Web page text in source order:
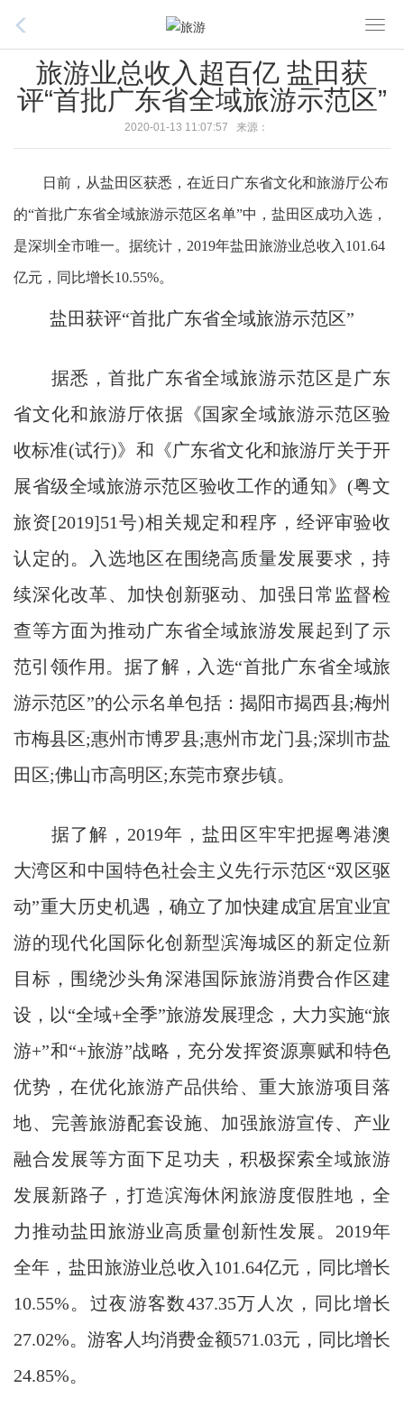
o
旅游业总收入超百亿 盐田获
评“首批广东省全域旅游示范区”
2020-01-13 11:07:57 来源：
日前，从盐田区获悉，在近日广东省文化和旅游厅公布
的“首批广东省全域旅游示范区名单”中，盐田区成功入选，
是深圳全市唯一。据统计，2019年盐田旅游业总收入101.64
亿元，同比增长10.55%。
盐田获评“首批广东省全域旅游示范区”
据悉，首批广东省全域旅游示范区是广东
省文化和旅游厅依据《国家全域旅游示范区验
收标准(试行)》和《广东省文化和旅游厅关于开
展省级全域旅游示范区验收工作的通知》(粤文
旅资[2019]51号)相关规定和程序，经评审验收
认定的。入选地区在围绕高质量发展要求，持
续深化改革、加快创新驱动、加强日常监督检
查等方面为推动广东省全域旅游发展起到了示
范引领作用。据了解，入选“首批广东省全域旅
游示范区”的公示名单包括：揭阳市揭西县;梅州
市梅县区;惠州市博罗县;惠州市龙门县;深圳市盐
田区;佛山市高明区;东莞市寮步镇。
据了解，2019年，盐田区牢牢把握粤港澳
大湾区和中国特色社会主义先行示范区“双区驱
动”重大历史机遇，确立了加快建成宜居宜业宜
游的现代化国际化创新型滨海城区的新定位新
目标，围绕沙头角深港国际旅游消费合作区建
设，以“全域+全季”旅游发展理念，大力实施“旅
游+”和“+旅游”战略，充分发挥资源禀赋和特色
优势，在优化旅游产品供给、重大旅游项目落
地、完善旅游配套设施、加强旅游宣传、产业
融合发展等方面下足功夫，积极探索全域旅游
发展新路子，打造滨海休闲旅游度假胜地，全
力推动盐田旅游业高质量创新性发展。2019年
全年，盐田旅游业总收入101.64亿元，同比增长
10.55%。过夜游客数437.35万人次，同比增长
27.02%。游客人均消费金额571.03元，同比增长
24.85%。